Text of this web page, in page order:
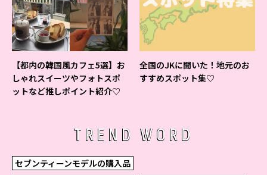
【都内の韓国風カフェ5選】お
しゃれスイーツやフォトスポ
ットなど推しポイント紹介♡
全国のJKに聞いた！地元のお
すすめスポット集♡
TREND WORD
セブンティーンモデルの購入品